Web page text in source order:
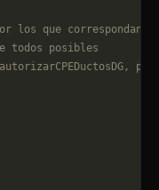
los que correspondan.
todos posibles